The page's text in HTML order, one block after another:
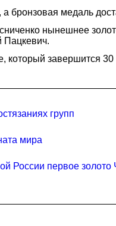
бронзовая медаль
нынешнее
Пацкевич.
который завершится
групп
мира
России первое